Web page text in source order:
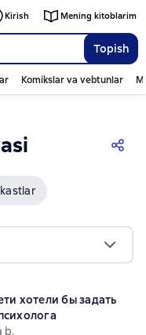
Topish
Kirish Mening kitoblarim
Komikslar va vebtunlar
хотели бы задать
b.